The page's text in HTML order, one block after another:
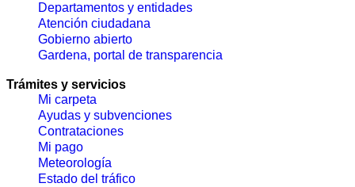
Departamentos y entidades
Atención ciudadana
Gobierno abierto
Gardena, portal de transparencia
Trámites y servicios
Mi carpeta
Ayudas y subvenciones
Contrataciones
Mi pago
Meteorología
Estado del tráfico